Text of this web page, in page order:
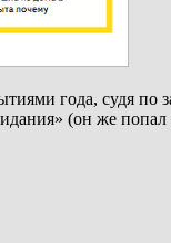
года, судя
(он же